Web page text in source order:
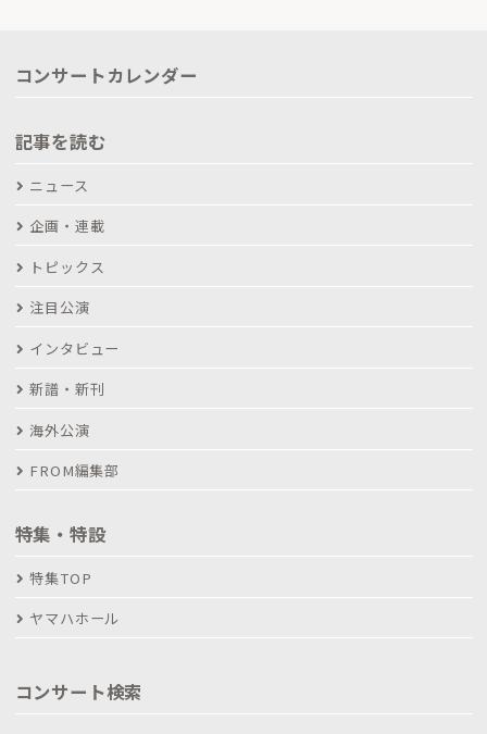
コンサートカレンダー
記事を読む
ニュース
企画・連載
トピックス
注目公演
インタビュー
新譜・新刊
海外公演
FROM編集部
特集・特設
特集TOP
ヤマハホール
コンサート検索